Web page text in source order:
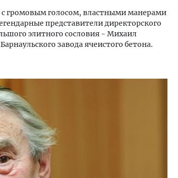
громовым голосом, властными манерами
представители директорского
элитного сословия - Михаил
завода ячеистого бетона.